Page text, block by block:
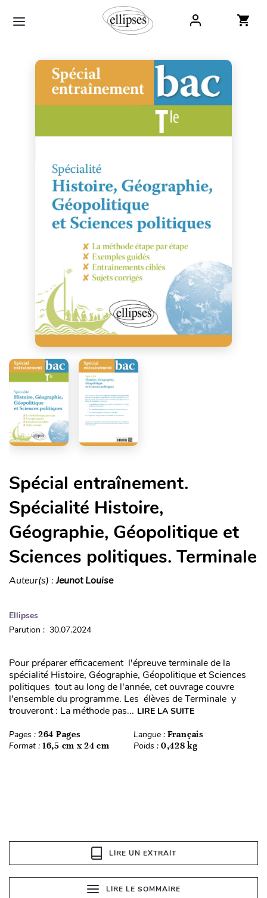
Spécial entraînement.
Spécialité Histoire,
Géographie, Géopolitique et
Sciences politiques. Terminale
Auteur(s) :Jeunot Louise
Ellipses
Parution : 30.07.2024
Pour préparer efficacement l'épreuve terminale de la
spécialité Histoire, Géographie, Géopolitique et Sciences
politiques tout au long de l'année, cet ouvrage couvre
l'ensemble du programme. Les élèves de Terminale y
trouveront : La méthode pas... LIRE LA SUITE
Pages : 264 Pages Langue : Français
Format : 16,5 cm x 24 cm Poids : 0,428 kg
LIRE UN EXTRAIT
LIRE LE SOMMAIRE